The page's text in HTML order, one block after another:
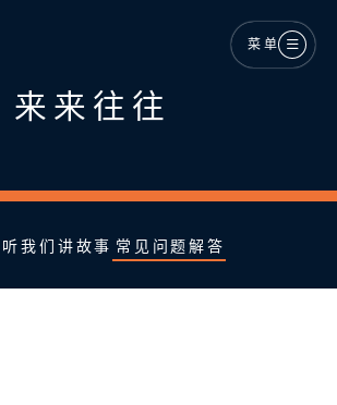
菜单
来来往往
听我们讲故事 常见问题解答